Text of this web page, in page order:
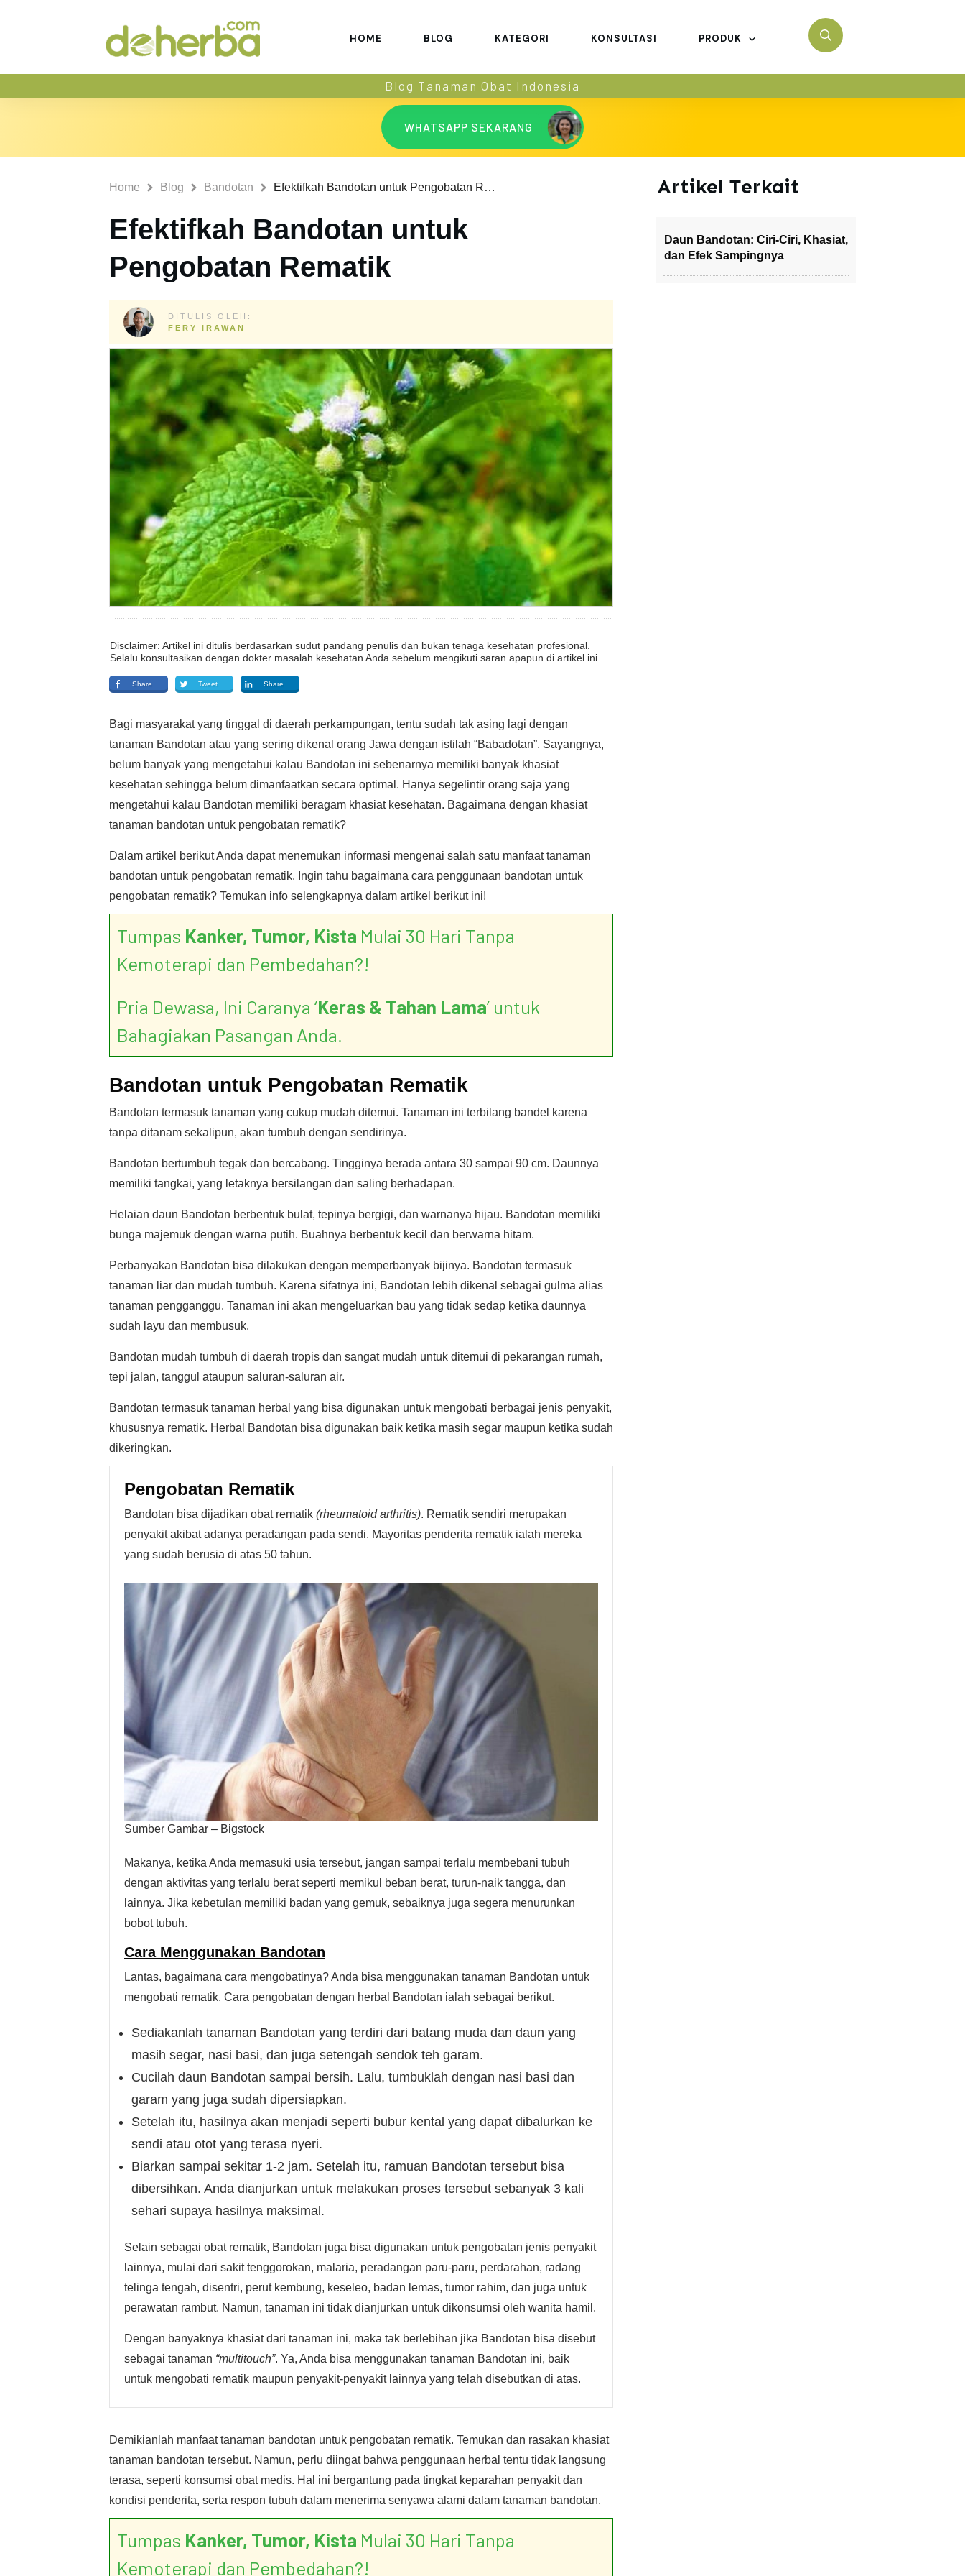
HOME BLOG KATEGORI KONSULTASI PRODUK
Blog Tanaman Obat Indonesia
WHATSAPP SEKARANG
Home Blog Bandotan Efektifkah Bandotan untuk Pengobatan Rematik
Efektifkah Bandotan untuk
Pengobatan Rematik
DITULIS OLEH:
FERY IRAWAN
Disclaimer: Artikel ini ditulis berdasarkan sudut pandang penulis dan bukan tenaga kesehatan profesional.
Selalu konsultasikan dengan dokter masalah kesehatan Anda sebelum mengikuti saran apapun di artikel ini.
Share Tweet Share
Bagi masyarakat yang tinggal di daerah perkampungan, tentu sudah tak asing lagi dengan
tanaman Bandotan atau yang sering dikenal orang Jawa dengan istilah “Babadotan”. Sayangnya,
belum banyak yang mengetahui kalau Bandotan ini sebenarnya memiliki banyak khasiat
kesehatan sehingga belum dimanfaatkan secara optimal. Hanya segelintir orang saja yang
mengetahui kalau Bandotan memiliki beragam khasiat kesehatan. Bagaimana dengan khasiat
tanaman bandotan untuk pengobatan rematik?
Dalam artikel berikut Anda dapat menemukan informasi mengenai salah satu manfaat tanaman
bandotan untuk pengobatan rematik. Ingin tahu bagaimana cara penggunaan bandotan untuk
pengobatan rematik? Temukan info selengkapnya dalam artikel berikut ini!
Tumpas Kanker, Tumor, Kista Mulai 30 Hari Tanpa
Kemoterapi dan Pembedahan?!
Pria Dewasa, Ini Caranya ‘Keras & Tahan Lama’ untuk
Bahagiakan Pasangan Anda.
Bandotan untuk Pengobatan Rematik
Bandotan termasuk tanaman yang cukup mudah ditemui. Tanaman ini terbilang bandel karena
tanpa ditanam sekalipun, akan tumbuh dengan sendirinya.
Bandotan bertumbuh tegak dan bercabang. Tingginya berada antara 30 sampai 90 cm. Daunnya
memiliki tangkai, yang letaknya bersilangan dan saling berhadapan.
Helaian daun Bandotan berbentuk bulat, tepinya bergigi, dan warnanya hijau. Bandotan memiliki
bunga majemuk dengan warna putih. Buahnya berbentuk kecil dan berwarna hitam.
Perbanyakan Bandotan bisa dilakukan dengan memperbanyak bijinya. Bandotan termasuk
tanaman liar dan mudah tumbuh. Karena sifatnya ini, Bandotan lebih dikenal sebagai gulma alias
tanaman pengganggu. Tanaman ini akan mengeluarkan bau yang tidak sedap ketika daunnya
sudah layu dan membusuk.
Bandotan mudah tumbuh di daerah tropis dan sangat mudah untuk ditemui di pekarangan rumah,
tepi jalan, tanggul ataupun saluran-saluran air.
Bandotan termasuk tanaman herbal yang bisa digunakan untuk mengobati berbagai jenis penyakit,
khususnya rematik. Herbal Bandotan bisa digunakan baik ketika masih segar maupun ketika sudah
dikeringkan.
Pengobatan Rematik
Bandotan bisa dijadikan obat rematik (rheumatoid arthritis). Rematik sendiri merupakan
penyakit akibat adanya peradangan pada sendi. Mayoritas penderita rematik ialah mereka
yang sudah berusia di atas 50 tahun.
Sumber Gambar – Bigstock
Makanya, ketika Anda memasuki usia tersebut, jangan sampai terlalu membebani tubuh
dengan aktivitas yang terlalu berat seperti memikul beban berat, turun-naik tangga, dan
lainnya. Jika kebetulan memiliki badan yang gemuk, sebaiknya juga segera menurunkan
bobot tubuh.
Cara Menggunakan Bandotan
Lantas, bagaimana cara mengobatinya? Anda bisa menggunakan tanaman Bandotan untuk
mengobati rematik. Cara pengobatan dengan herbal Bandotan ialah sebagai berikut.
Sediakanlah tanaman Bandotan yang terdiri dari batang muda dan daun yang
masih segar, nasi basi, dan juga setengah sendok teh garam.
Cucilah daun Bandotan sampai bersih. Lalu, tumbuklah dengan nasi basi dan
garam yang juga sudah dipersiapkan.
Setelah itu, hasilnya akan menjadi seperti bubur kental yang dapat dibalurkan ke
sendi atau otot yang terasa nyeri.
Biarkan sampai sekitar 1-2 jam. Setelah itu, ramuan Bandotan tersebut bisa
dibersihkan. Anda dianjurkan untuk melakukan proses tersebut sebanyak 3 kali
sehari supaya hasilnya maksimal.
Selain sebagai obat rematik, Bandotan juga bisa digunakan untuk pengobatan jenis penyakit
lainnya, mulai dari sakit tenggorokan, malaria, peradangan paru-paru, perdarahan, radang
telinga tengah, disentri, perut kembung, keseleo, badan lemas, tumor rahim, dan juga untuk
perawatan rambut. Namun, tanaman ini tidak dianjurkan untuk dikonsumsi oleh wanita hamil.
Dengan banyaknya khasiat dari tanaman ini, maka tak berlebihan jika Bandotan bisa disebut
sebagai tanaman “multitouch”. Ya, Anda bisa menggunakan tanaman Bandotan ini, baik
untuk mengobati rematik maupun penyakit-penyakit lainnya yang telah disebutkan di atas.
Demikianlah manfaat tanaman bandotan untuk pengobatan rematik. Temukan dan rasakan khasiat
tanaman bandotan tersebut. Namun, perlu diingat bahwa penggunaan herbal tentu tidak langsung
terasa, seperti konsumsi obat medis. Hal ini bergantung pada tingkat keparahan penyakit dan
kondisi penderita, serta respon tubuh dalam menerima senyawa alami dalam tanaman bandotan.
Tumpas Kanker, Tumor, Kista Mulai 30 Hari Tanpa
Kemoterapi dan Pembedahan?!
Artikel Terkait
Daun Bandotan: Ciri-Ciri, Khasiat,
dan Efek Sampingnya